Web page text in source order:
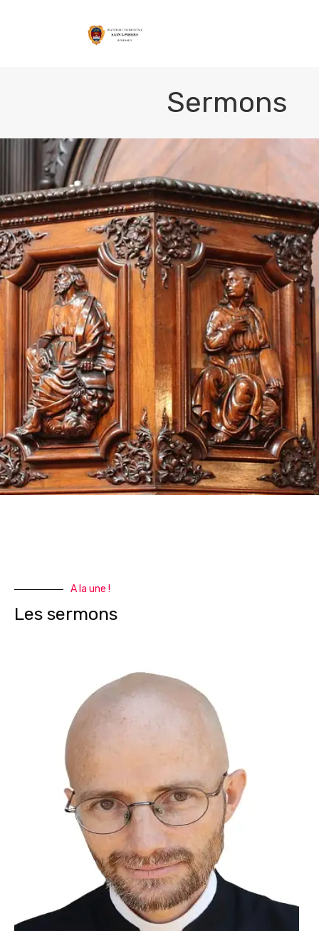
Sermons
A la une !
Les sermons